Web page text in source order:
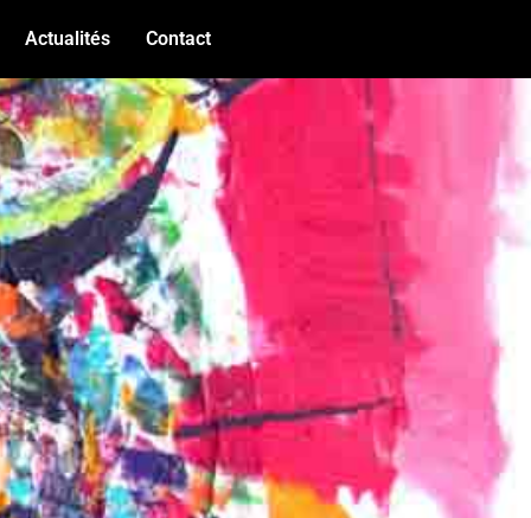
Actualités Contact